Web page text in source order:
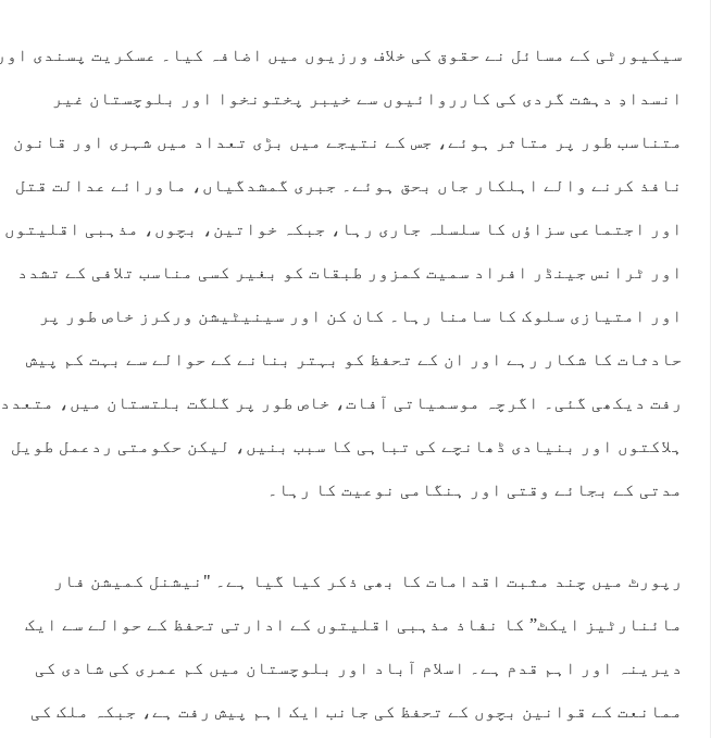
سیکیورٹی کے مسائل نے حقوق کی خلاف ورزیوں میں اضافہ کیا۔ عسکریت پسندی اور
انسدادِ دہشت گردی کی کارروائیوں سے خیبر پختونخوا اور بلوچستان غیر
متناسب طور پر متاثر ہوئے، جس کے نتیجے میں بڑی تعداد میں شہری اور قانون
نافذ کرنے والے اہلکار جاں بحق ہوئے۔ جبری گمشدگیاں، ماورائے عدالت قتل
اور اجتماعی سزاؤں کا سلسلہ جاری رہا، جبکہ خواتین، بچوں، مذہبی اقلیتوں
اور ٹرانس جینڈر افراد سمیت کمزور طبقات کو بغیر کسی مناسب تلافی کے تشدد
اور امتیازی سلوک کا سامنا رہا۔ کان کن اور سینیٹیشن ورکرز خاص طور پر
حادثات کا شکار رہے اور ان کے تحفظ کو بہتر بنانے کے حوالے سے بہت کم پیش
رفت دیکھی گئی۔ اگرچہ موسمیاتی آفات، خاص طور پر گلگت بلتستان میں، متعدد
ہلاکتوں اور بنیادی ڈھانچے کی تباہی کا سبب بنیں، لیکن حکومتی ردعمل طویل
مدتی کے بجائے وقتی اور ہنگامی نوعیت کا رہا۔
رپورٹ میں چند مثبت اقدامات کا بھی ذکر کیا گیا ہے۔ "نیشنل کمیشن فار
مائنارٹیز ایکٹ” کا نفاذ مذہبی اقلیتوں کے ادارتی تحفظ کے حوالے سے ایک
دیرینہ اور اہم قدم ہے۔ اسلام آباد اور بلوچستان میں کم عمری کی شادی کی
ممانعت کے قوانین بچوں کے تحفظ کی جانب ایک اہم پیش رفت ہے، جبکہ ملک کی